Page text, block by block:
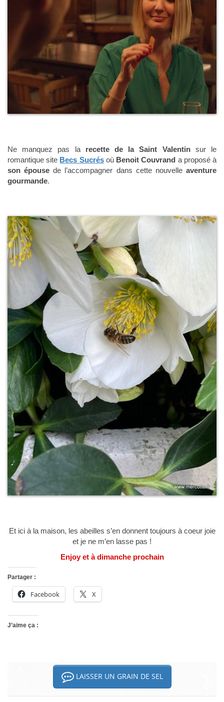
Ne manquez pas la recette de la Saint Valentinsur le
romantique site Becs Sucrésoù Benoit Couvrand a proposé à
son épouse de l’accompagner dans cette nouvelleaventure
gourmande.
Et ici à la maison, les abeilles s’en donnent toujours à coeur joie
et je ne m’en lasse pas !
Enjoy et à dimanche prochain
Partager :
Facebook X
J’aime ça :
LAISSER UN GRAIN DE SEL